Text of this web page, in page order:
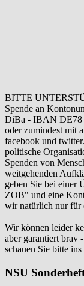
BITTE
Spende an
DiBa - IBAN DE78
oder zumindest mit
facebook und
politische
Spenden von
weitgehenden
geben Sie bei einer
ZOB" und eine
wir natürlich nur für
Wir können leider
aber garantiert brav
schauen Sie bitte ins
NSU